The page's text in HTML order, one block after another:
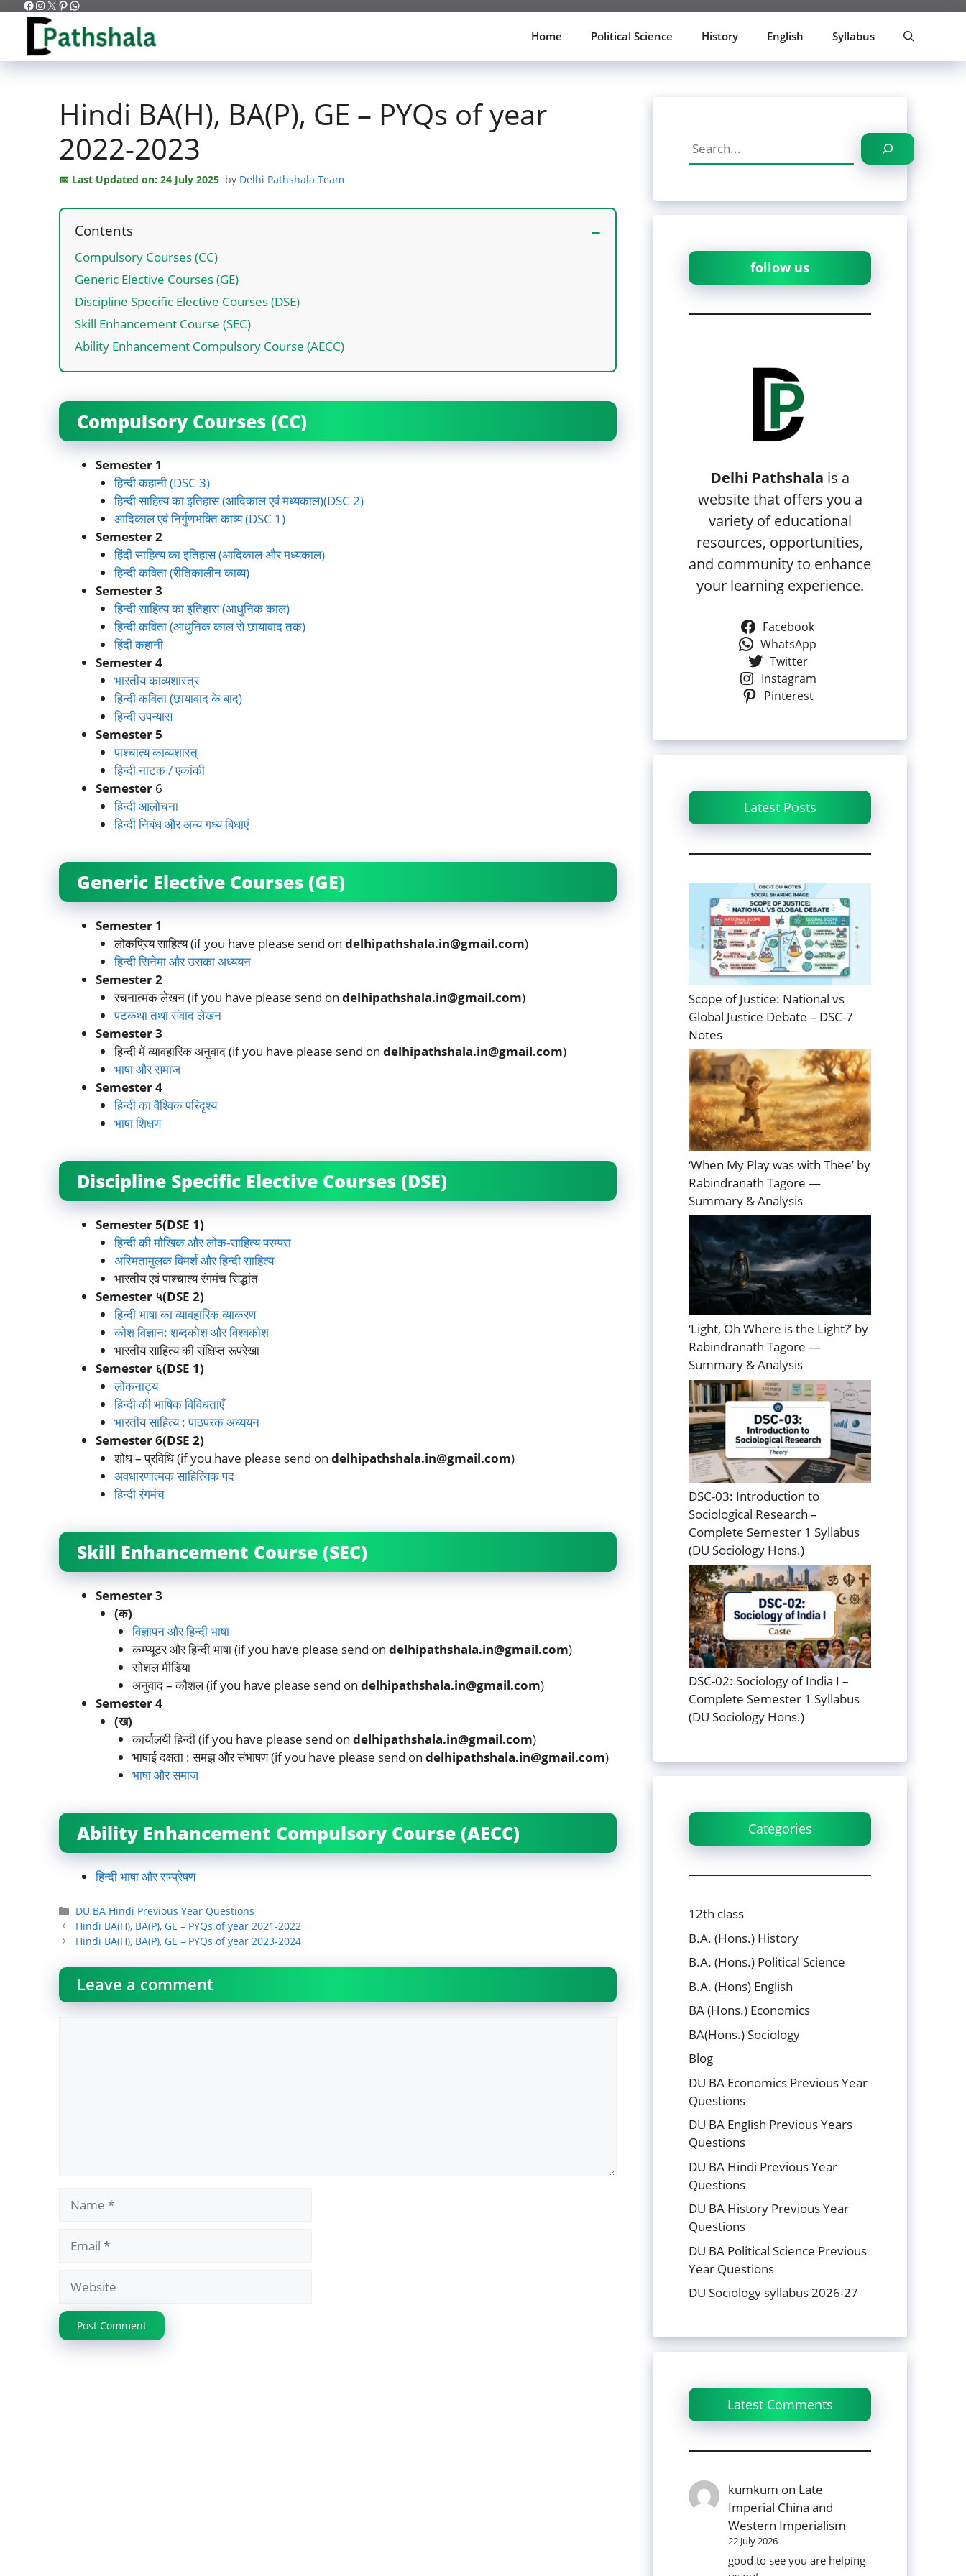
Skip
content
Facebook
Instagram
X Pinterest
WhatsApp
Home Political Science History English Syllabus
Hindi BA(H), BA(P), GE – PYQs of year
2022-2023
Last Updated on: 24 July 2025 by Delhi Pathshala Team
Contents
Compulsory Courses (CC)
Generic Elective Courses (GE)
Discipline Specific Elective Courses (DSE)
Skill Enhancement Course (SEC)
Ability Enhancement Compulsory Course (AECC)
Compulsory Courses (CC)
Semester 1
हिन्दी कहानी (DSC 3)
हिन्दी साहित्य का इतिहास (आदिकाल एवं मध्यकाल)(DSC 2)
आदिकाल एवं निर्गुणभक्ति काव्य (DSC 1)
Semester 2
हिंदी साहित्य का इतिहास (आदिकाल और मध्यकाल)
हिन्दी कविता (रीतिकालीन काव्य)
Semester 3
हिन्दी साहित्य का इतिहास (आधुनिक काल)
हिन्दी कविता (आधुनिक काल से छायावाद तक)
हिंदी कहानी
Semester 4
भारतीय काव्यशास्त्र
हिन्दी कविता (छायावाद के बाद)
हिन्दी उपन्यास
Semester 5
पाश्चात्य काव्यशास्त्
हिन्दी नाटक / एकांकी
Semester 6
हिन्दी आलोचना
हिन्दी निबंध और अन्य गध्य बिधाएं
Generic Elective Courses (GE)
Semester 1
लोकप्रिय साहित्य (if you have please send on delhipathshala.in@gmail.com)
हिन्दी सिनेमा और उसका अध्ययन
Semester 2
रचनात्मक लेखन (if you have please send on delhipathshala.in@gmail.com)
पटकथा तथा संवाद लेखन
Semester 3
हिन्दी में व्यावहारिक अनुवाद (if you have please send on delhipathshala.in@gmail.com)
भाषा और समाज
Semester 4
हिन्दी का वैश्विक परिदृश्य
भाषा शिक्षण
Discipline Specific Elective Courses (DSE)
Semester 5(DSE 1)
हिन्दी की मौखिक और लोक-साहित्य परम्परा
अस्मितामुलक विमर्श और हिन्दी साहित्य
भारतीय एवं पाश्चात्य रंगमंच सिद्धांत
Semester ५(DSE 2)
हिन्दी भाषा का व्यावहारिक व्याकरण
कोश विज्ञान: शब्दकोश और विश्वकोश
भारतीय साहित्य की संक्षिप्त रूपरेखा
Semester ६(DSE 1)
लोकनाट्य
हिन्दी की भाषिक विविधताएँ
भारतीय साहित्य : पाठपरक अध्ययन
Semester 6(DSE 2)
शोध – प्रविधि (if you have please send on delhipathshala.in@gmail.com)
अवधारणात्मक साहित्यिक पद
हिन्दी रंगमंच
Skill Enhancement Course (SEC)
Semester 3
(क)
विज्ञापन और हिन्दी भाषा
कम्प्यूटर और हिन्दी भाषा (if you have please send on delhipathshala.in@gmail.com)
सोशल मीडिया
अनुवाद – कौशल (if you have please send on delhipathshala.in@gmail.com)
Semester 4
(ख)
कार्यालयी हिन्दी (if you have please send on delhipathshala.in@gmail.com)
भाषाई दक्षता : समझ और संभाषण (if you have please send on delhipathshala.in@gmail.com)
भाषा और समाज
Ability Enhancement Compulsory Course (AECC)
हिन्दी भाषा और सम्प्रेषण
Categories
DU BA Hindi Previous Year Questions
Hindi BA(H), BA(P), GE – PYQs of year 2021-2022
Hindi BA(H), BA(P), GE – PYQs of year 2023-2024
Leave a comment
Search
follow us
Delhi Pathshala is a
website that offers you a
variety of educational
resources, opportunities,
and community to enhance
your learning experience.
Facebook
WhatsApp
Twitter
Instagram
Pinterest
Latest Posts
Scope of Justice: National vs
Global Justice Debate – DSC-7
Notes
‘When My Play was with Thee’ by
Rabindranath Tagore —
Summary & Analysis
‘Light, Oh Where is the Light?’ by
Rabindranath Tagore —
Summary & Analysis
DSC-03: Introduction to
Sociological Research –
Complete Semester 1 Syllabus
(DU Sociology Hons.)
DSC-02: Sociology of India I –
Complete Semester 1 Syllabus
(DU Sociology Hons.)
Categories
12th class
B.A. (Hons.) History
B.A. (Hons.) Political Science
B.A. (Hons) English
BA (Hons.) Economics
BA(Hons.) Sociology
Blog
DU BA Economics Previous Year
Questions
DU BA English Previous Years
Questions
DU BA Hindi Previous Year
Questions
DU BA History Previous Year
Questions
DU BA Political Science Previous
Year Questions
DU Sociology syllabus 2026-27
Latest Comments
kumkum on Late
Imperial China and
Western Imperialism
22 July 2026
good to see you are helping